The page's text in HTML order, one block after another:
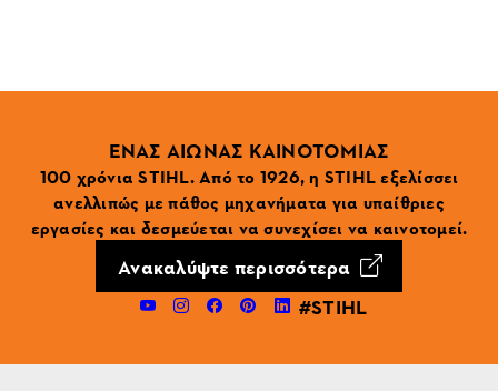
ΕΝΑΣ ΑΙΩΝΑΣ ΚΑΙΝΟΤΟΜΙΑΣ
100 χρόνια STIHL. Από το 1926, η STIHL εξελίσσει
ανελλιπώς με πάθος μηχανήματα για υπαίθριες
εργασίες και δεσμεύεται να συνεχίσει να καινοτομεί.
Ανακαλύψτε περισσότερα
#STIHL